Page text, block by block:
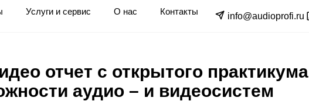
Услуги и сервис О нас Контакты info@audioprofi.ru
отчет с открытого практикума
аудио – и видеосистем